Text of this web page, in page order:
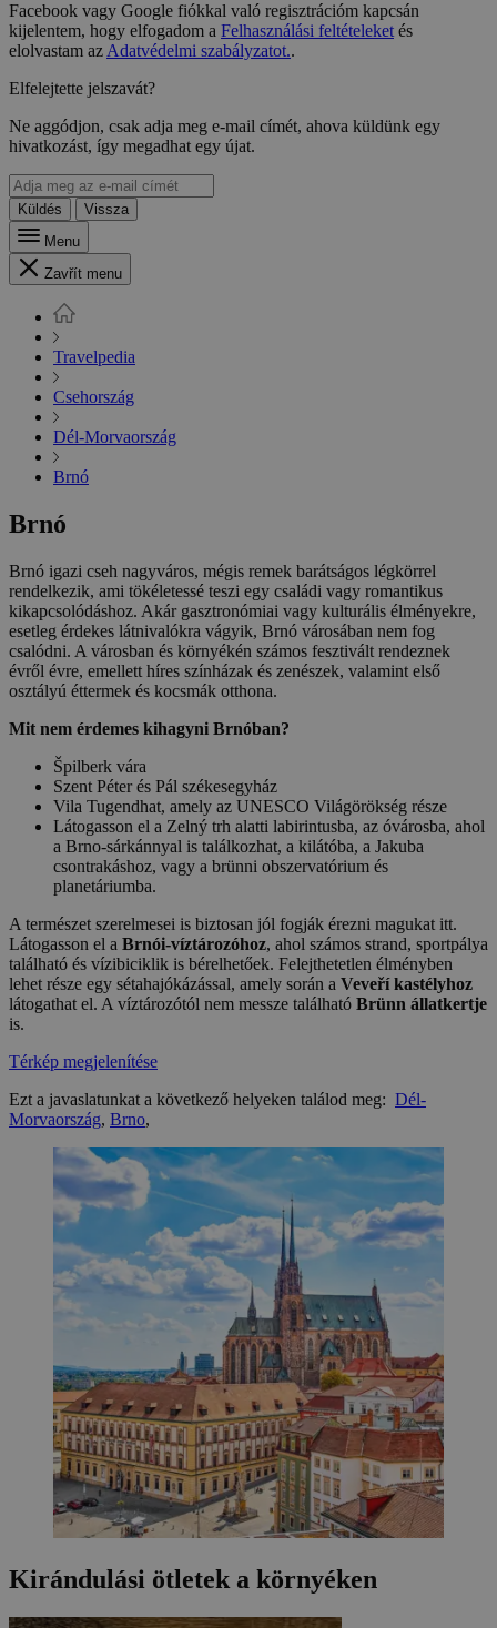
Facebook vagy Google fiókkal való regisztrációm kapcsán
kijelentem, hogy elfogadom a Felhasználási feltételeketés
elolvastam azAdatvédelmi szabályzatot..
Elfelejtette jelszavát?
Ne aggódjon, csak adja meg e-mail címét, ahova küldünk egy
hivatkozást, így megadhat egy újat.
Küldés
Vissza
Menu
Zavřít menu
Travelpedia
Csehország
Dél-Morvaország
Brnó
Brnó
Brnó igazi cseh nagyváros, mégis remek barátságos légkörrel
rendelkezik, ami tökéletessé teszi egy családi vagy romantikus
kikapcsolódáshoz. Akár gasztronómiai vagy kulturális élményekre,
esetleg érdekes látnivalókra vágyik, Brnó városában nem fog
csalódni. A városban és környékén számos fesztivált rendeznek
évről évre, emellett híres színházak és zenészek, valamint első
osztályú éttermek és kocsmák otthona.
Mit nem érdemes kihagyni Brnóban?
Špilberk vára
Szent Péter és Pál székesegyház
Vila Tugendhat, amely az UNESCO Világörökség része
Látogasson el a Zelný trh alatti labirintusba, az óvárosba, ahol
a Brno-sárkánnyal is találkozhat, a kilátóba, a Jakuba
csontrakáshoz, vagy a brünni obszervatórium és
planetáriumba.
A természet szerelmesei is biztosan jól fogják érezni magukat itt.
Látogasson el a Brnói-víztározóhoz, ahol számos strand, sportpálya
található és vízibiciklik is bérelhetőek. Felejthetetlen élményben
lehet része egy sétahajókázással, amely során a Veveří kastélyhoz
látogathat el. A víztározótól nem messze található Brünn állatkertje
is.
Térkép megjelenítése
Ezt a javaslatunkat a következő helyeken találod meg: Dél-
Morvaország, Brno,
Kirándulási ötletek a környéken